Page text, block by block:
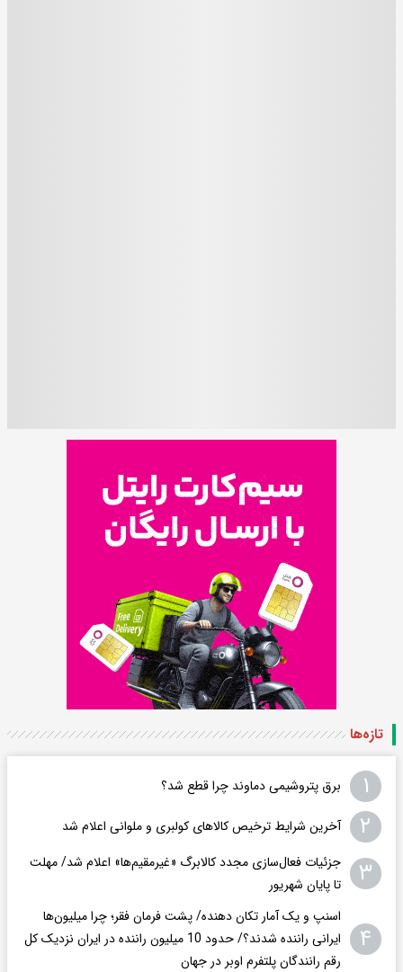
تازه‌ها
۱ برق پتروشیمی دماوند چرا قطع شد؟
۲ آخرین شرایط ترخیص کالاهای کولبری و ملوانی اعلام شد
۳
جزئیات فعال‌سازی مجدد کالابرگ «غیرمقیم‌ها» اعلام شد/ مهلت
تا پایان شهریور
۴
اسنپ و یک آمار تکان‌ دهنده/ پشت فرمان فقر؛ چرا میلیون‌ها
ایرانی راننده شدند؟/ حدود 10 میلیون راننده در ایران نزدیک کل
رقم رانندگان پلتفرم اوبر در جهان